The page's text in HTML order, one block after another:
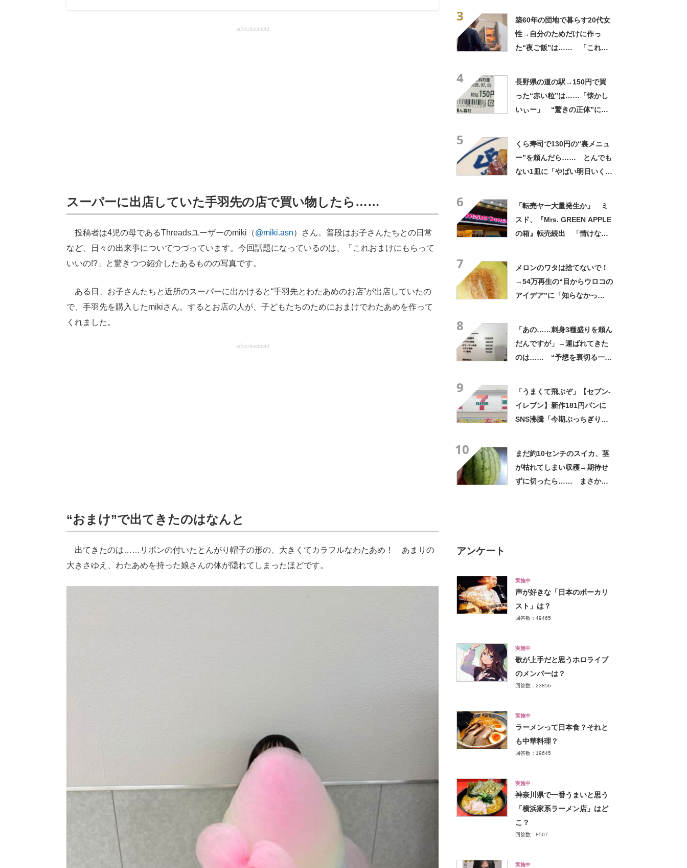
advertisement
スーパーに出店していた手羽先の店で買い物したら……
投稿者は4児の母であるThreadsユーザーのmiki（@miki.asn）さん。普段はお子さんたちとの日常
など、日々の出来事についてつづっています。今回話題になっているのは、「これおまけにもらって
いいの!?」と驚きつつ紹介したあるものの写真です。
ある日、お子さんたちと近所のスーパーに出かけると“手羽先とわたあめのお店”が出店していたの
で、手羽先を購入したmikiさん。するとお店の人が、子どもたちのためにおまけでわたあめを作って
くれました。
advertisement
“おまけ”で出てきたのはなんと
出てきたのは……リボンの付いたとんがり帽子の形の、大きくてカラフルなわたあめ！ あまりの
大きさゆえ、わたあめを持った娘さんの体が隠れてしまったほどです。
3
築60年の団地で暮らす20代女
性→自分のためだけに作っ
た“夜ご飯”は…… 「これぞ
4
長野県の道の駅→150円で買
った“赤い粒”は……「懐かし
いぃー」 “驚きの正体”に
5
くら寿司で130円の“裏メニュ
ー”を頼んだら…… とんでも
ない1皿に「やばい明日いく」
6
「転売ヤー大量発生か」 ミ
スド、『Mrs. GREEN APPLE
の箱』転売続出 「情けない
7
メロンのワタは捨てないで！
→54万再生の“目からウロコの
アイデア”に「知らなかっ
8
「あの……刺身3種盛りを頼ん
だんですが」→運ばれてきた
のは…… “予想を裏切る一
9
「うまくて飛ぶぞ」【セブン‐
イレブン】新作181円パンに
SNS沸騰「今期ぶっちぎりで
10
まだ約10センチのスイカ、茎
が枯れてしまい収穫→期待せ
ずに切ったら…… まさかの
アンケート
実施中
声が好きな「日本のボーカリ
スト」は？
回答数：49465
実施中
歌が上手だと思うホロライブ
のメンバーは？
回答数：23856
実施中
ラーメンって日本食？それと
も中華料理？
回答数：19645
実施中
神奈川県で一番うまいと思う
「横浜家系ラーメン店」はど
こ？
回答数：8507
実施中